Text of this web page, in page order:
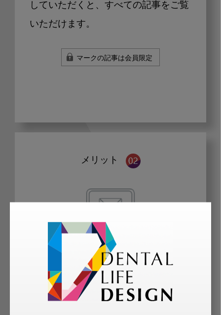
していただくと、すべての記事をご覧
いただけます。
マークの記事は会員限定
メリット
歯科に関するお役立ち情報を
メールマガジンでお届け